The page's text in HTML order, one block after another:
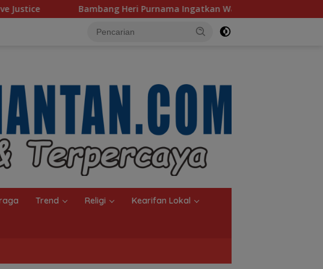
Purnama Ingatkan Warga Selektif Pilih Travel Umrah
Trend Religi Kearifan Lokal